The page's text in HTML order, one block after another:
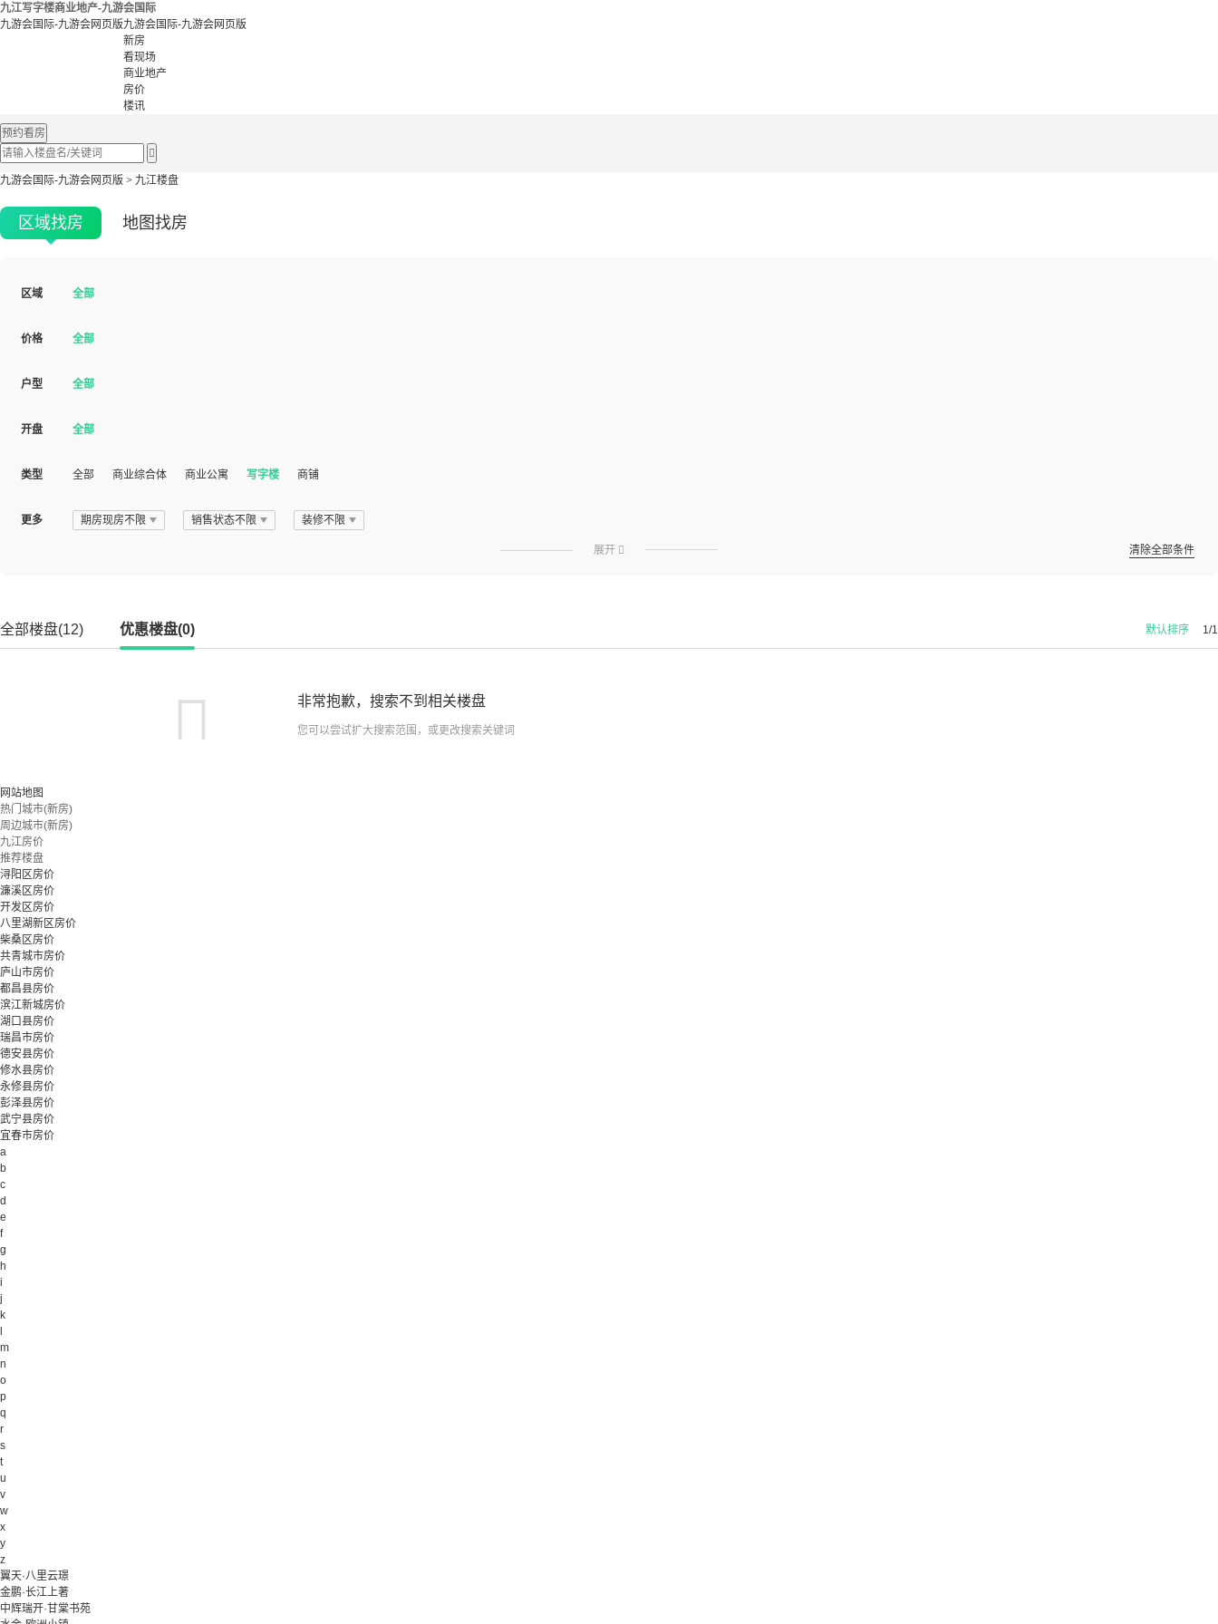
九江写字楼商业地产-九游会国际
九游会国际-九游会网页版九游会国际-九游会网页版
新房
看现场
商业地产
房价
楼讯
预约看房

九游会国际-九游会网页版 > 九江楼盘
区域找房 地图找房
区域 全部
价格 全部
户型 全部
开盘 全部
类型 全部 商业综合体 商业公寓 写字楼 商铺
更多 期房现房不限 销售状态不限 装修不限
展开  清除全部条件
全部楼盘(12) 优惠楼盘(0) 1/1
默认排序
非常抱歉，搜索不到相关楼盘
您可以尝试扩大搜索范围，或更改搜索关键词
网站地图
热门城市(新房)
周边城市(新房)
九江房价
推荐楼盘
浔阳区房价
濂溪区房价
开发区房价
八里湖新区房价
柴桑区房价
共青城市房价
庐山市房价
都昌县房价
滨江新城房价
湖口县房价
瑞昌市房价
德安县房价
修水县房价
永修县房价
彭泽县房价
武宁县房价
宜春市房价
a
b
c
d
e
f
g
h
i
j
k
m
n
o
p
q
r
s
t
u
v
w
x
y
z
翼天·八里云璟
金鹏·长江上著
中辉瑞开·甘棠书苑